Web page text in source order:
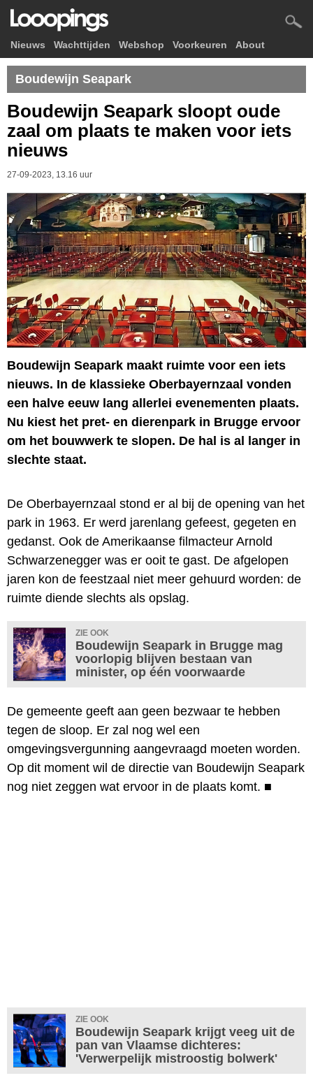
Nieuws Wachttijden Webshop Voorkeuren About
Boudewijn Seapark
Boudewijn Seapark sloopt oude
zaal om plaats te maken voor iets
nieuws
27-09-2023, 13.16 uur
Boudewijn Seapark maakt ruimte voor een iets
nieuws. In de klassieke Oberbayernzaal vonden
een halve eeuw lang allerlei evenementen plaats.
Nu kiest het pret- en dierenpark in Brugge ervoor
om het bouwwerk te slopen. De hal is al langer in
slechte staat.
De Oberbayernzaal stond er al bij de opening van het
park in 1963. Er werd jarenlang gefeest, gegeten en
gedanst. Ook de Amerikaanse filmacteur Arnold
Schwarzenegger was er ooit te gast. De afgelopen
jaren kon de feestzaal niet meer gehuurd worden: de
ruimte diende slechts als opslag.
ZIE OOK
Boudewijn Seapark in Brugge mag
voorlopig blijven bestaan van
minister, op één voorwaarde
De gemeente geeft aan geen bezwaar te hebben
tegen de sloop. Er zal nog wel een
omgevingsvergunning aangevraagd moeten worden.
Op dit moment wil de directie van Boudewijn Seapark
nog niet zeggen wat ervoor in de plaats komt. ■
ZIE OOK
Boudewijn Seapark krijgt veeg uit de
pan van Vlaamse dichteres:
'Verwerpelijk mistroostig bolwerk'